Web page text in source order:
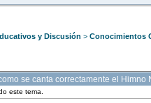
y Discusión > Conocimientos
se canta correctamente el
este tema.